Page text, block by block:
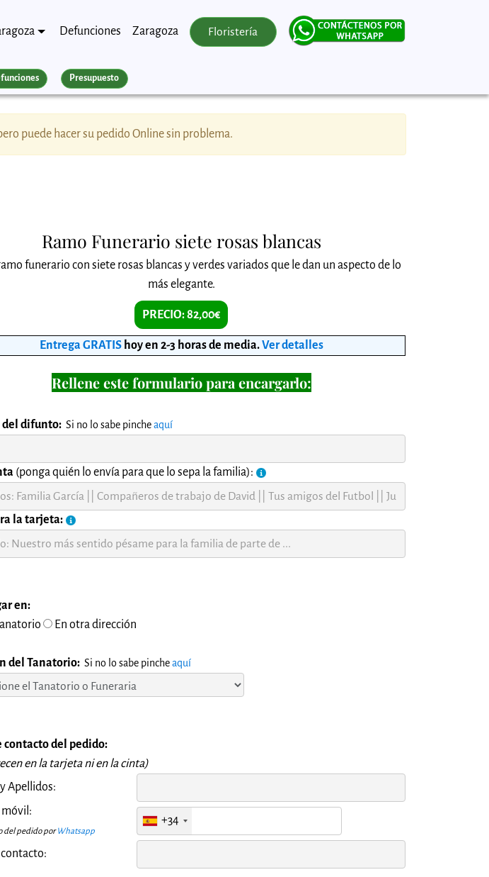
Defunciones Zaragoza Floristería
Presupuesto
puede hacer su pedido Online sin problema.
Ramo Funerario siete rosas blancas
funerario con siete rosas blancas y verdes variados que le dan un aspecto de lo
más elegante.
PRECIO: 82,00€
Entrega GRATIS hoy en 2-3 horas de media.Ver detalles
Rellene este formulario para encargarlo:
del difunto: Si no lo sabe pincheaquí
(ponga quién lo envía para que lo sepa la familia):
la tarjeta:
en:
En otra dirección
del Tanatorio: Si no lo sabe pincheaquí
contacto del pedido:
en la tarjeta ni en la cinta)
Apellidos:
del pedido porWhatsapp
+34
contacto: